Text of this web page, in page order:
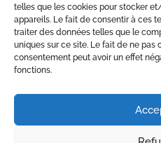
telles que les cookies pour stocker
appareils. Le fait de consentir à ces
traiter des données telles que le
uniques sur ce site. Le fait de ne pas
consentement peut avoir un effet
fonctions.
Soin démêlant: 5 €
Masque:6 €
Photos